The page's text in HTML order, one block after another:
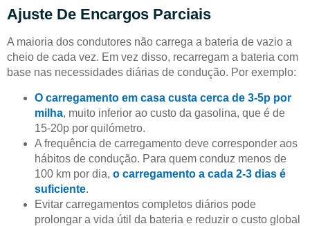
Ajuste De Encargos Parciais
A maioria dos condutores não carrega a bateria de vazio a
cheio de cada vez. Em vez disso, recarregam a bateria com
base nas necessidades diárias de condução. Por exemplo:
O carregamento em casa custa cerca de 3-5p por
milha, muito inferior ao custo da gasolina, que é de
15-20p por quilómetro.
A frequência de carregamento deve corresponder aos
hábitos de condução. Para quem conduz menos de
100 km por dia, o carregamento a cada 2-3 dias é
suficiente.
Evitar carregamentos completos diários pode
prolongar a vida útil da bateria e reduzir o custo global